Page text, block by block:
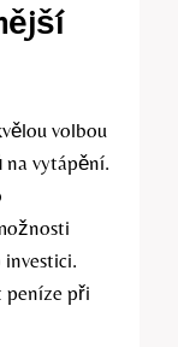
volbou
na vytápění.
při